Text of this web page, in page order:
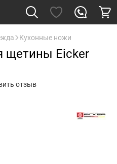
Кухонные ножи
щетины Eicker
отзыв